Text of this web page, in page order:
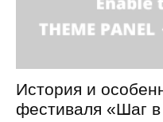
История и
фестиваля «Шаг